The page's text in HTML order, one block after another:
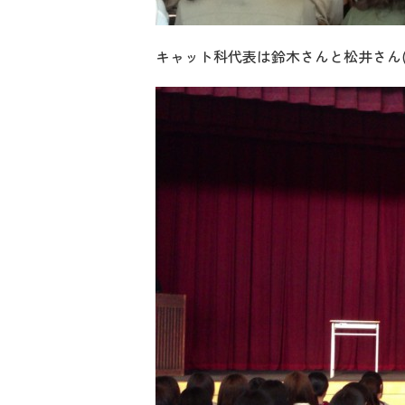
キャット科代表は鈴木さんと松井さん